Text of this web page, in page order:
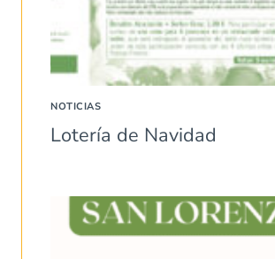
NOTICIAS
Lotería de Navidad